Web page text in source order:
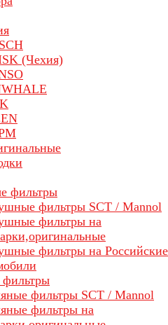
(Чехия)
фильтры
фильтры SCT / Mannol
фильтры на
фильтры на Российские
фильтры SCT / Mannol
фильтры на